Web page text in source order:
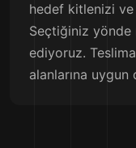
hedef kitlenizi
Seçtiğiniz yönde
ediyoruz.
alanlarına